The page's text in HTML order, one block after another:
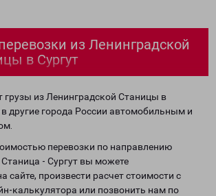
из Ленинградской
в Сургут
грузы из Ленинградской Станицы в
в другие города России автомобильным и
перевозки по направлению
- Сургут вы можете
сайте, произвести расчет стоимости с
калькулятора или позвонить нам по